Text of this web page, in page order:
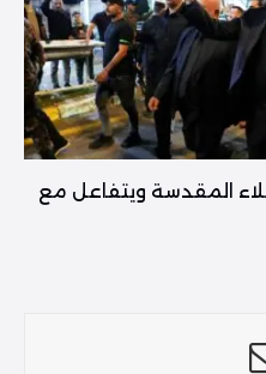
المقدسة ويتفاعل مع